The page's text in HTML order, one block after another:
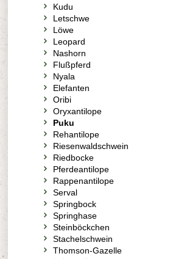
Kudu
Letschwe
Löwe
Leopard
Nashorn
Flußpferd
Nyala
Elefanten
Oribi
Oryxantilope
Puku
Rehantilope
Riesenwaldschwein
Riedbocke
Pferdeantilope
Rappenantilope
Serval
Springbock
Springhase
Steinböckchen
Stachelschwein
Thomson-Gazelle